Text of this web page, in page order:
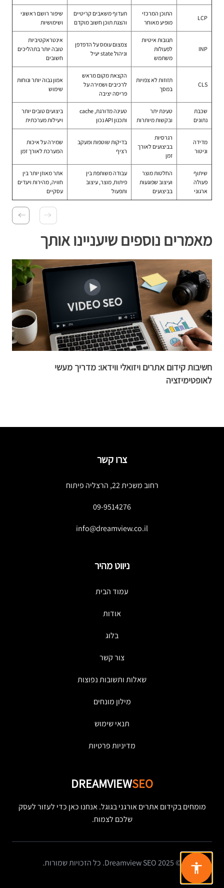
LCP
התוכן המרכזי
מופיע מאוחר
תעדוף משאבים קריטיים
והצגת תוכן חשוב מוקדם
שיפור רושם ראשוני
ושימושיות
INP
תגובות איטיות
לפעולות
משתמש
צמצום עומס על הדפדפן
וניהול state יעיל
אינטראקטיביות
טובה יותר בתהליכים
חשובים
CLS
תזוזות לא צפויות
במסך
הקצאת מקום מראש
לרכיבים ושמירה על
פריסה יציבה
אמון גבוה יותר ונוחות
שימוש
שכבת
נתונים
טעינת יתר
ובקשות מיותרות
טעינה מדורגת, cache
ותכנון API נכון
ביצועים טובים יותר
ויעילות מערכתית
מדידה
וניטור
רגרסיות
בביצועים לאורך
זמן
בדיקות שוטפות ומעקב
רציף
שמירה על איכות
המערכת לאורך זמן
שיתוף
פעולה
ארגוני
החלטות מוצר
ועיצוב שפוגעות
בביצועים
עבודה משותפת בין
פיתוח, מוצר, עיצוב
ותפעול
אתר מאוזן יותר בין
חוויה, מהירות ויעדים
עסקיים
מאמרים נוספים שיעניינו אותך
חשיבות קידום אתרים ויזואלי ווידאו: מדריך מעשי
לאופטימיזציה
צרו קשר
רחוב משכית 22, הרצליה פיתוח
09-9514276
info@dreamview.co.il
ניווט מהיר
עמוד הבית
אודות
בלוג
צור קשר
שאלות ותשובות נפוצות
מילון מונחים
תנאי שימוש
מדיניות פרטיות
DREAMVIEWSEO
מומחים בקידום אתרים אורגני בגוגל. אנחנו כאן כדי לעזור לעסק
שלכם לצמוח.
© 2025 Dreamview SEO. כל הזכויות שמורות.